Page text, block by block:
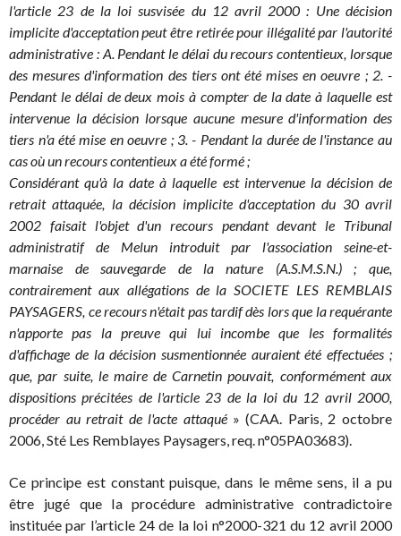
l'article 23 de la loi susvisée du 12 avril 2000 : Une décision
implicite d'acceptation peut être retirée pour illégalité par l'autorité
administrative : A. Pendant le délai du recours contentieux, lorsque
des mesures d'information des tiers ont été mises en oeuvre ; 2. -
Pendant le délai de deux mois à compter de la date à laquelle est
intervenue la décision lorsque aucune mesure d'information des
tiers n'a été mise en oeuvre ; 3. - Pendant la durée de l'instance au
cas où un recours contentieux a été formé ;
Considérant qu'à la date à laquelle est intervenue la décision de
retrait attaquée, la décision implicite d'acceptation du 30 avril
2002 faisait l'objet d'un recours pendant devant le Tribunal
administratif de Melun introduit par l'association seine-et-
marnaise de sauvegarde de la nature (A.S.M.S.N.) ; que,
contrairement aux allégations de la SOCIETE LES REMBLAIS
PAYSAGERS, ce recours n'était pas tardif dès lors que la requérante
n'apporte pas la preuve qui lui incombe que les formalités
d'affichage de la décision susmentionnée auraient été effectuées ;
que, par suite, le maire de Carnetin pouvait, conformément aux
dispositions précitées de l'article 23 de la loi du 12 avril 2000,
procéder au retrait de l'acte attaqué» (CAA. Paris, 2 octobre
2006, Sté Les Remblayes Paysagers, req. n°05PA03683).
Ce principe est constant puisque, dans le même sens, il a pu
être jugé que la procédure administrative contradictoire
instituée par l’article 24 de la loi n°2000-321 du 12 avril 2000